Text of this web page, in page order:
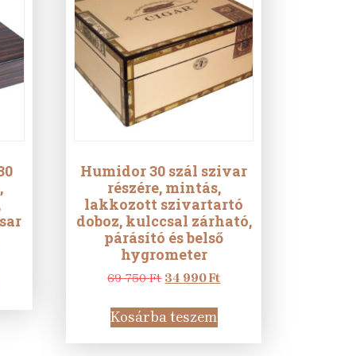
Ft.
Humidor 30 szál szivar
részére, mintás,
lakkozott szivartartó
doboz, kulccsal zárható,
párásító és belső
hygrometer
69 750Ft Original
was:
69
750 Ft.
34 990FtCurrent
990 Ft.
Kosárba teszem